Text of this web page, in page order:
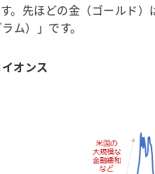
先ほどの金（ゴールド
ム）」です。
オンス